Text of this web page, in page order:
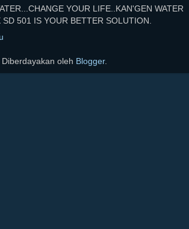
YOUR LIFE..KAN'GEN WATER
501 IS YOUR BETTER SOLUTION.
Diberdayakan oleh Blogger.